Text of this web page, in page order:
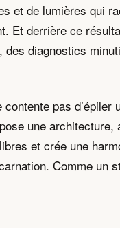
et de lumières qui
Et derrière ce
diagnostics
pas d’épiler
une architecture,
et crée une
Comme un